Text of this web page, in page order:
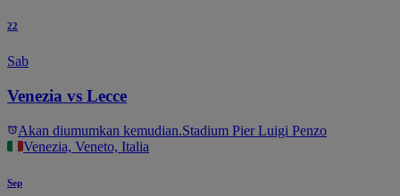
22
Sab
Venezia vs Lecce
Akan diumumkan kemudian.Stadium Pier Luigi Penzo
Venezia, Veneto, Italia
Sep